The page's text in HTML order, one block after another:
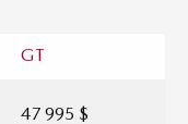
GT
47 995 $